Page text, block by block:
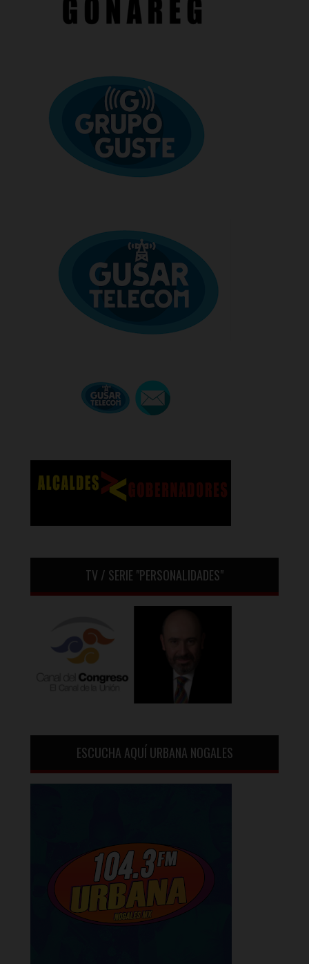
TV / SERIE "PERSONALIDADES"
ESCUCHA AQUÍ URBANA NOGALES